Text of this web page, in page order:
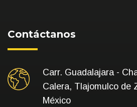
Contáctanos
Carr. Guadalajara -
Calera, Tlajomulco de
México